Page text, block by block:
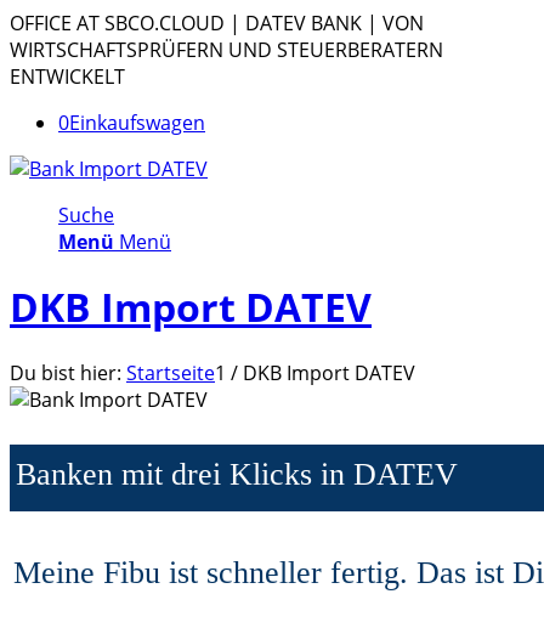
OFFICE AT SBCO.CLOUD | DATEV BANK | VON
WIRTSCHAFTSPRÜFERN UND STEUERBERATERN
ENTWICKELT
0Einkaufswagen
Suche
Menü Menü
DKB Import DATEV
Du bist hier: Startseite1 / DKB Import DATEV
Banken mit drei Klicks in DATEV
Meine Fibu ist schneller fertig. Das ist